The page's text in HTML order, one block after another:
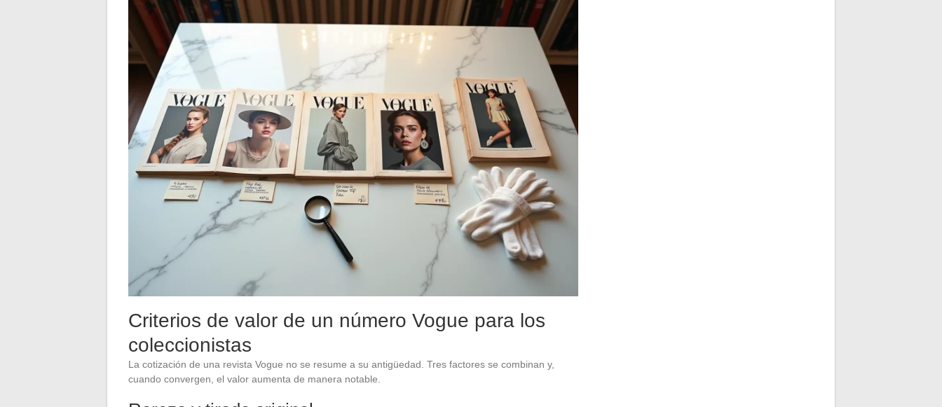
Criterios de valor de un número Vogue para los
coleccionistas
La cotización de una revista Vogue no se resume a su antigüedad. Tres factores se combinan y,
cuando convergen, el valor aumenta de manera notable.